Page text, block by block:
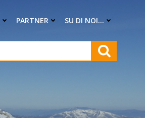
PARTNER SU DI NOI…